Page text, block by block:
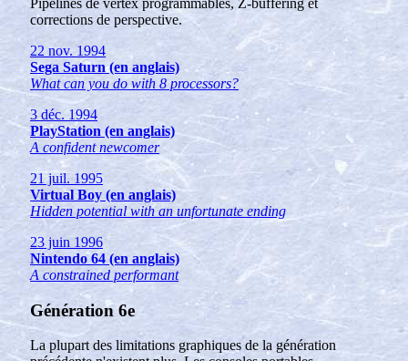
corrections de perspective.
22 nov. 1994
Sega Saturn (en anglais)
What can you do with 8 processors?
3 déc. 1994
PlayStation (en anglais)
A confident newcomer
21 juil. 1995
Virtual Boy (en anglais)
Hidden potential with an unfortunate ending
23 juin 1996
Nintendo 64 (en anglais)
A constrained performant
Génération 6e
La plupart des limitations graphiques de la génération